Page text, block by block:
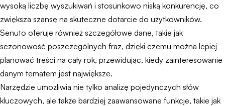
wysoką liczbę wyszukiwań i stosunkowo niską konkurencję, co
zwiększa szansę na skuteczne dotarcie do użytkowników.
Senuto oferuje również szczegółowe dane, takie jak
sezonowość poszczególnych fraz, dzięki czemu można lepiej
planować treści na cały rok, przewidując, kiedy zainteresowanie
danym tematem jest największe.
Narzędzie umożliwia nie tylko analizę pojedynczych słów
kluczowych, ale także bardziej zaawansowane funkcje, takie jak